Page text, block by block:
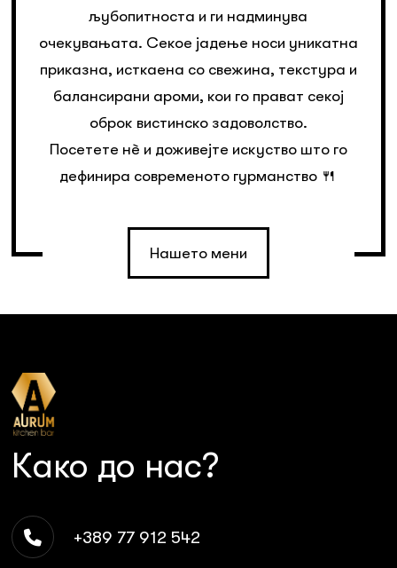
Нашето мени
љубопитноста и ги надминува
очекувањата. Секое јадење носи уникатна
приказна, исткаена со свежина, текстура и
балансирани ароми, кои го прават секој
оброк вистинско задоволство.
Посетете нè и доживејте искуство што го
дефинира современото гурманство 🍴
Како до нас?
+389 77 912 542